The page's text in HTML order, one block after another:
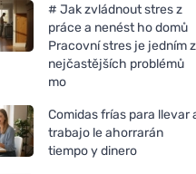
# Jak zvládnout stres z
práce a nenést ho domů
Pracovní stres je jedním z
nejčastějších problémů
mo
Comidas frías para llevar
trabajo le ahorrarán
tiempo y dinero